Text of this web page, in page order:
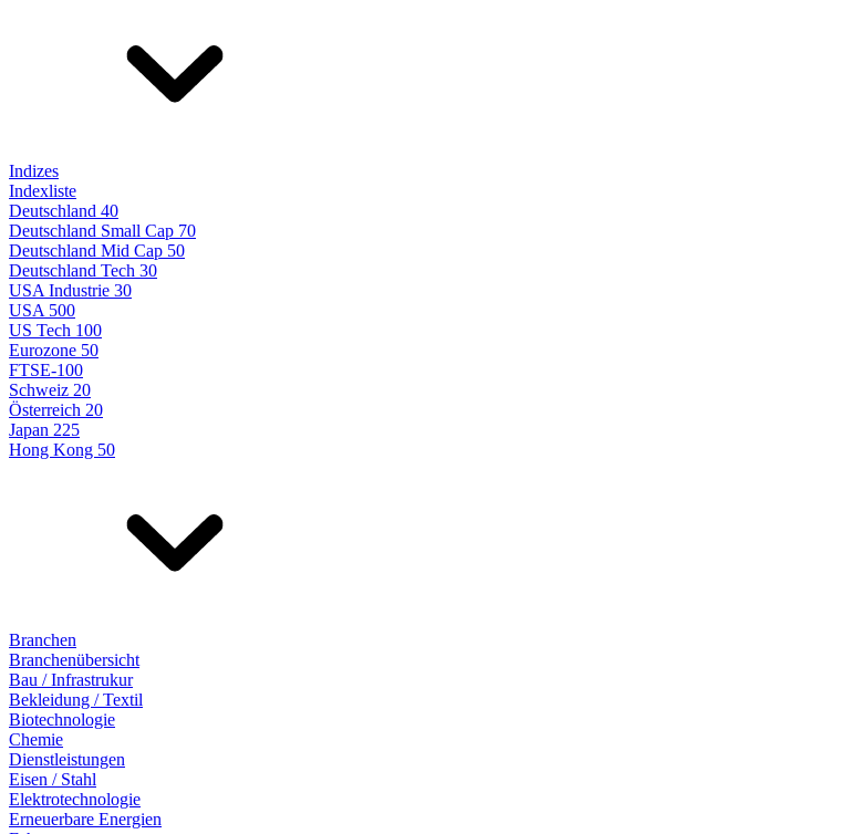
Indizes
Indexliste
Deutschland 40
Deutschland Small Cap 70
Deutschland Mid Cap 50
Deutschland Tech 30
USA Industrie 30
USA 500
US Tech 100
Eurozone 50
FTSE-100
Schweiz 20
Österreich 20
Japan 225
Hong Kong 50
Branchen
Branchenübersicht
Bau / Infrastrukur
Bekleidung / Textil
Biotechnologie
Chemie
Dienstleistungen
Eisen / Stahl
Elektrotechnologie
Erneuerbare Energien